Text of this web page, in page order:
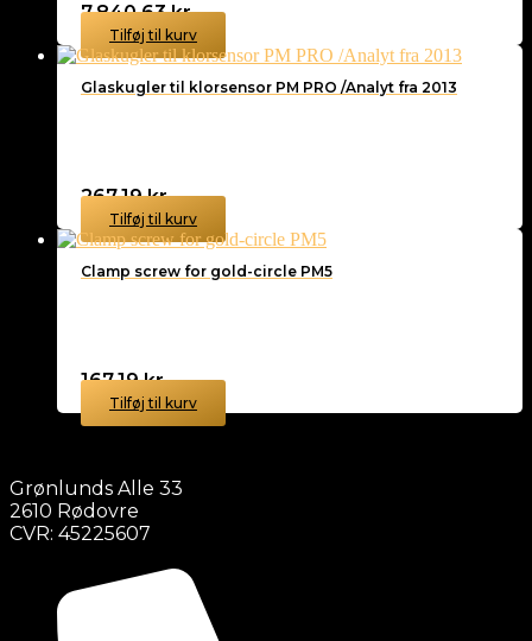
7.840,63kr.
Tilføj til kurv
Glaskugler til klorsensor PM PRO /Analyt fra 2013
267,19kr.
Tilføj til kurv
Clamp screw for gold-circle PM5
167,19kr.
Tilføj til kurv
Grønlunds Alle 33
2610 Rødovre
CVR: 45225607